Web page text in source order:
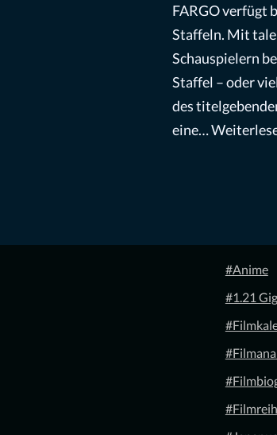
FARGO verfügt
Staffeln. Mit
Schauspielern
Staffel – oder
des
eine…
#Anime
#1.21